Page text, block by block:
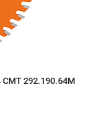
292.190.64M